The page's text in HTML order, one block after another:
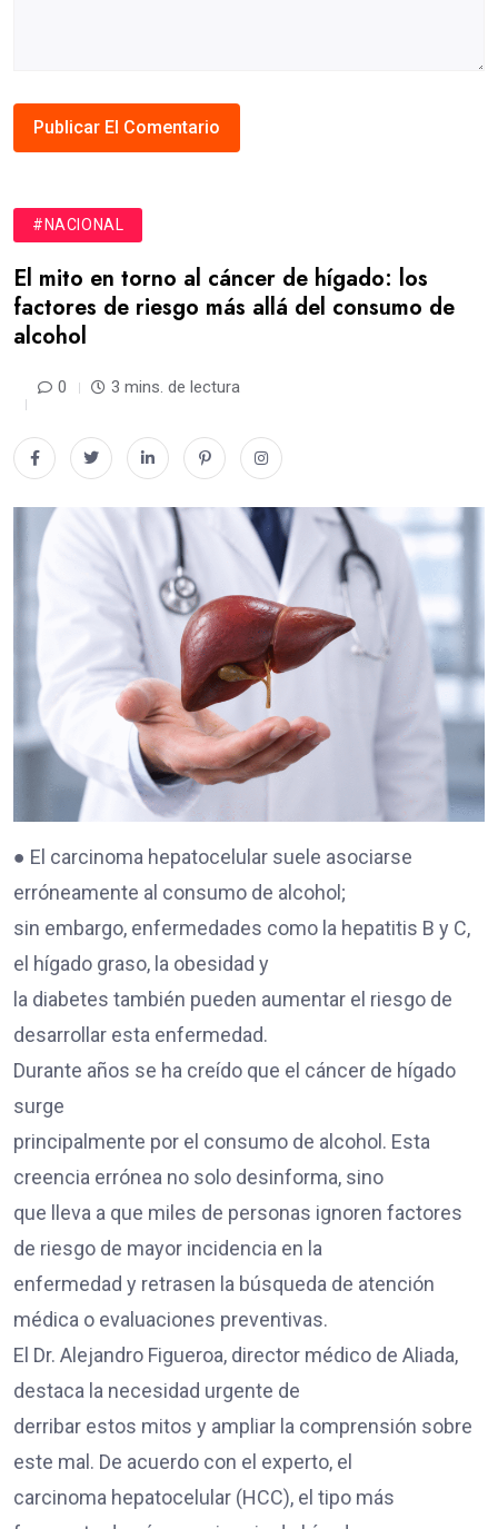
#NACIONAL
El mito en torno al cáncer de hígado: los
factores de riesgo más allá del consumo de
alcohol
0 3 mins. de lectura
● El carcinoma hepatocelular suele asociarse
erróneamente al consumo de alcohol;
sin embargo, enfermedades como la hepatitis B y C,
el hígado graso, la obesidad y
la diabetes también pueden aumentar el riesgo de
desarrollar esta enfermedad.
Durante años se ha creído que el cáncer de hígado
surge
principalmente por el consumo de alcohol. Esta
creencia errónea no solo desinforma, sino
que lleva a que miles de personas ignoren factores
de riesgo de mayor incidencia en la
enfermedad y retrasen la búsqueda de atención
médica o evaluaciones preventivas.
El Dr. Alejandro Figueroa, director médico de Aliada,
destaca la necesidad urgente de
derribar estos mitos y ampliar la comprensión sobre
este mal. De acuerdo con el experto, el
carcinoma hepatocelular (HCC), el tipo más